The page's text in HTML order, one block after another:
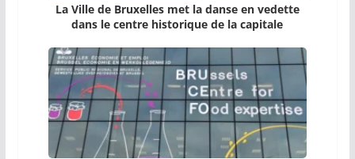
La Ville de Bruxelles met la danse en vedette
dans le centre historique de la capitale